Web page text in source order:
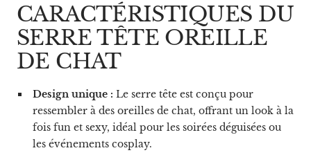
CARACTÉRISTIQUES DU
SERRE TÊTE OREILLE
DE CHAT
Design unique : Le serre tête est conçu pour
ressembler à des oreilles de chat, offrant un look à la
fois fun et sexy, idéal pour les soirées déguisées ou
les événements cosplay.